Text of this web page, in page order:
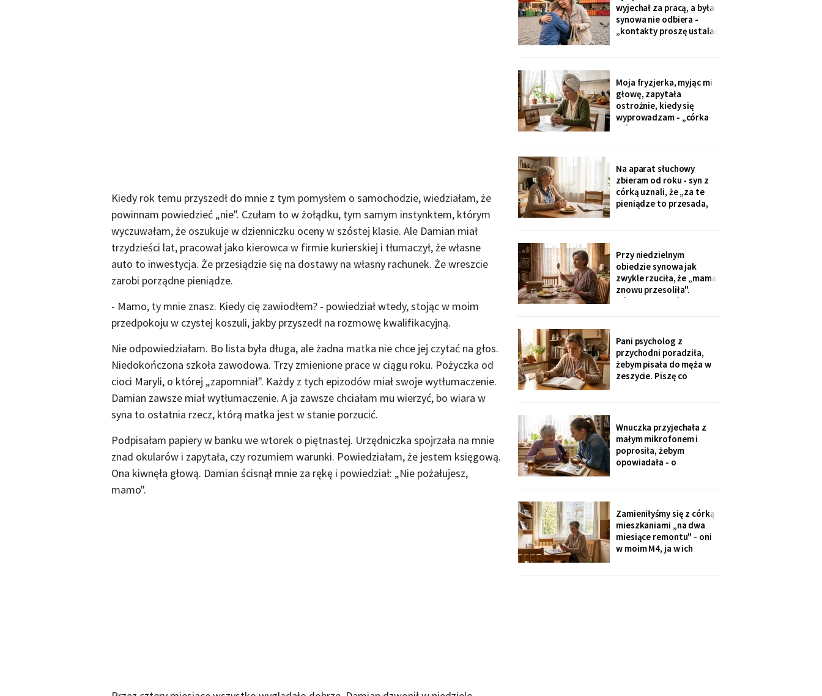
Kiedy rok temu przyszedł do mnie z tym pomysłem o samochodzie, wiedziałam, że
powinnam powiedzieć „nie". Czułam to w żołądku, tym samym instynktem, którym
wyczuwałam, że oszukuje w dzienniczku oceny w szóstej klasie. Ale Damian miał
trzydzieści lat, pracował jako kierowca w firmie kurierskiej i tłumaczył, że własne
auto to inwestycja. Że przesiądzie się na dostawy na własny rachunek. Że wreszcie
zarobi porządne pieniądze.
- Mamo, ty mnie znasz. Kiedy cię zawiodłem? - powiedział wtedy, stojąc w moim
przedpokoju w czystej koszuli, jakby przyszedł na rozmowę kwalifikacyjną.
Nie odpowiedziałam. Bo lista była długa, ale żadna matka nie chce jej czytać na głos.
Niedokończona szkoła zawodowa. Trzy zmienione prace w ciągu roku. Pożyczka od
cioci Maryli, o której „zapomniał". Każdy z tych epizodów miał swoje wytłumaczenie.
Damian zawsze miał wytłumaczenie. A ja zawsze chciałam mu wierzyć, bo wiara w
syna to ostatnia rzecz, którą matka jest w stanie porzucić.
Podpisałam papiery w banku we wtorek o piętnastej. Urzędniczka spojrzała na mnie
znad okularów i zapytała, czy rozumiem warunki. Powiedziałam, że jestem księgową.
Ona kiwnęła głową. Damian ścisnął mnie za rękę i powiedział: „Nie pożałujesz,
mamo".
rodziców. Córka
wzruszyła ramionami:
„No zapomniałam, mamo,
tyle się teraz
wyjechał za pracą, a była
synowa nie odbiera -
„kontakty proszę ustalać
na rynku młodszy mnie
zobaczył, wyrwał jej się z
ręki i przybiegł. Zdążyłam
tylko przytulić.
Moja fryzjerka, myjąc mi
głowę, zapytała
ostrożnie, kiedy się
wyprowadzam - „córka
mówiła u nas w salonie,
czegoś mniejszego".
Niczego nie szukam. Nic
nie sprzedaję.
Na aparat słuchowy
zbieram od roku - syn z
córką uznali, że „za te
pieniądze to przesada,
swobodnie, bo mama i
tak nie słyszy. Słyszę
więcej, niż myślą. W
niedzielę usłyszałam, co
planują z moim
Przy niedzielnym
obiedzie synowa jak
zwykle rzuciła, że „mama
znowu przesoliła".
Ośmioletni Staś odłożył
nie mówi, że mama coś
zrobiła źle". Zrobiło się
bardzo cicho.
Pani psycholog z
przychodni poradziła,
żebym pisała do męża w
zeszycie. Piszę co
sąsiadowi, który zawsze
mi pomaga - a nie synowi,
który nie przyjechał ani
do szpitala, ani na
rocznicę
Wnuczka przyjechała z
małym mikrofonem i
poprosiła, żebym
opowiadała - o
niedziele. Powiedziała,
że chce, żeby jej dzieci
kiedyś usłyszały mój głos.
Zamieniłyśmy się z córką
mieszkaniami „na dwa
miesiące remontu" - oni
w moim M4, ja w ich